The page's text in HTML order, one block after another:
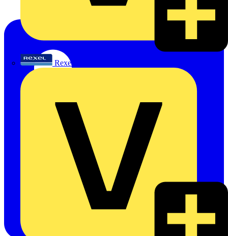
Rexel